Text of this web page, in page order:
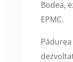
Bodea,
EPMC.